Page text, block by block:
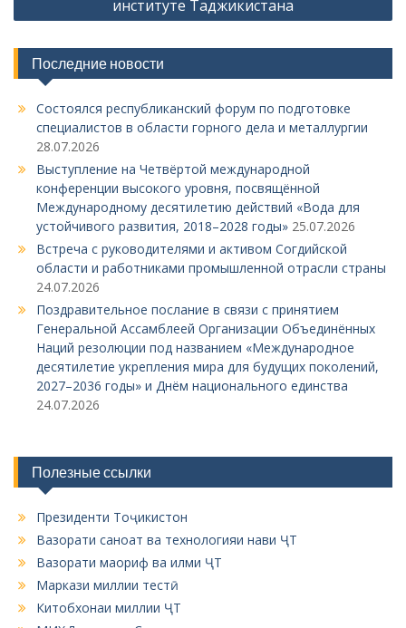
и
п
а
и
институте Таджикистана
Последние новости
Состоялся республиканский форум по подготовке
специалистов в области горного дела и металлургии
28.07.2026
Выступление на Четвёртой международной
конференции высокого уровня, посвящённой
Международному десятилетию действий «Вода для
устойчивого развития, 2018–2028 годы» 25.07.2026
Встреча с руководителями и активом Согдийской
области и работниками промышленной отрасли страны
24.07.2026
Поздравительное послание в связи с принятием
Генеральной Ассамблеей Организации Объединённых
Наций резолюции под названием «Международное
десятилетие укрепления мира для будущих поколений,
2027–2036 годы» и Днём национального единства
24.07.2026
Полезные ссылки
Президенти Тоҷикистон
Вазорати саноат ва технологияи нави ҶТ
Вазорати маориф ва илми ҶТ
Маркази миллии тестӣ
Китобхонаи миллии ҶТ